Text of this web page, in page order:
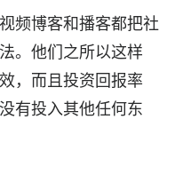
频博客和播客都把社
。他们之所以这样
，而且投资回报率
有投入其他任何东